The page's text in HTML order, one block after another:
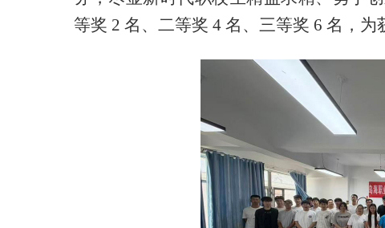
等奖 2 名、二等奖 4 名、三等奖 6 名，为